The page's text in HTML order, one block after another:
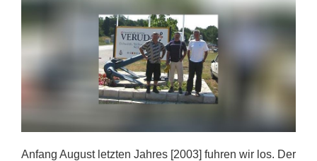
Anfang August letzten Jahres [2003] fuhren wir los. Der